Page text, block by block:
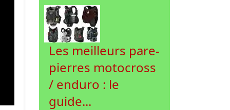
Les meilleurs pare-
pierres motocross
/ enduro : le
guide...